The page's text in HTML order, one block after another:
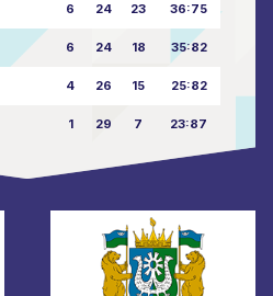
6 24 23 36:75
6 24 18 35:82
4 26 15 25:82
1 29 7 23:87